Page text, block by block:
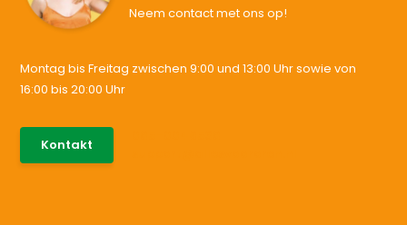
Neem contact met ons op!
Montag bis Freitag zwischen 9:00 und 13:00 Uhr sowie von
16:00 bis 20:00 Uhr
Kontakt